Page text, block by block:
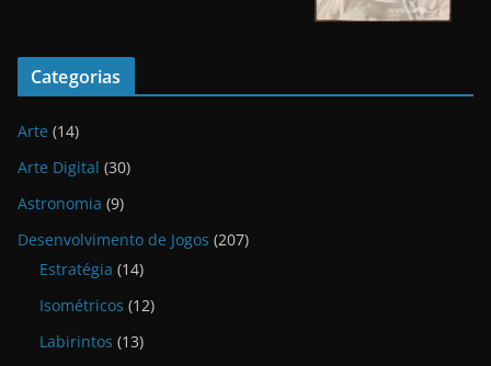
Categorias
Arte (14)
Arte Digital (30)
Astronomia (9)
Desenvolvimento de Jogos (207)
Estratégia (14)
Isométricos (12)
Labirintos (13)